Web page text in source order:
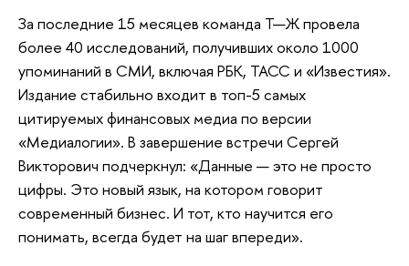
За последние 15 месяцев команда Т—Ж провела
более 40 исследований, получивших около 1000
упоминаний в СМИ, включая РБК, ТАСС и «Известия».
Издание стабильно входит в топ-5 самых
цитируемых финансовых медиа по версии
«Медиалогии». В завершение встречи Сергей
Викторович подчеркнул: «Данные — это не просто
цифры. Это новый язык, на котором говорит
современный бизнес. И тот, кто научится его
понимать, всегда будет на шаг впереди».